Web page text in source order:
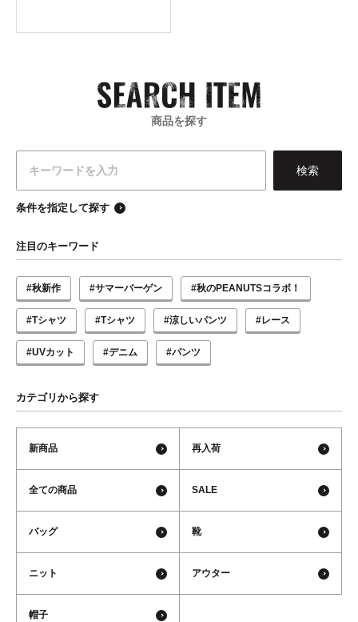
商品を探す
条件を指定して探す
注目のキーワード
#秋新作 #サマーバーゲン #秋のPEANUTSコラボ！
#Tシャツ #Tシャツ #涼しいパンツ #レース
#UVカット #デニム #パンツ
カテゴリから探す
新商品 再入荷
全ての商品 SALE
バッグ 靴
ニット アウター
帽子